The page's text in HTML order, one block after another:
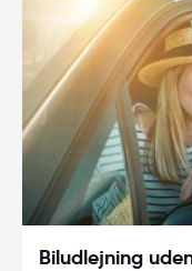
Biludlejning